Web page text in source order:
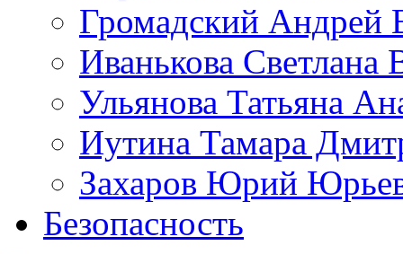
Громадский Андрей
Иванькова Светлана
Ульянова Татьяна
Иутина Тамара
Захаров Юрий
Безопасность